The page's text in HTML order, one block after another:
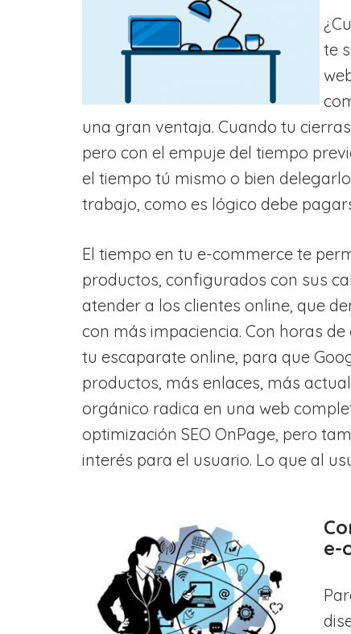
te
una gran ventaja. Cuando tu
pero con el empuje del tiempo
el tiempo tú mismo o bien
trabajo, como es lógico debe
El tiempo en tu e-commerce te
productos, configurados con sus
atender a los clientes online, que
con más impaciencia. Con horas
tu escaparate online, para que
productos, más enlaces, más
orgánico radica en una web
optimización SEO OnPage, pero
interés para el usuario. Lo que al
e-